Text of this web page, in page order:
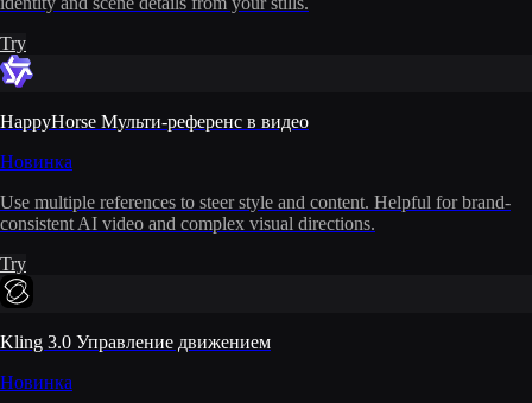
Try
HappyHorse Мульти-референс в видео
Новинка
Use multiple references to steer style and content. Helpful for brand-
consistent AI video and complex visual directions.
Try
Kling 3.0 Управление движением
Новинка